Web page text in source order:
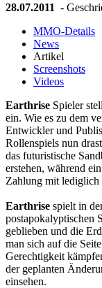
28.07.2011 -
MMO-Details
News
Artikel
Screenshots
Videos
Earthrise Spieler
ein. Wie es zu dem
Entwickler und
Rollenspiels nun
das futuristische
erstehen, während
Zahlung mit lediglich
Earthrise spielt in
postapokalyptischen
geblieben und die
man sich auf die
Gerechtigkeit
der geplanten
einsehen.